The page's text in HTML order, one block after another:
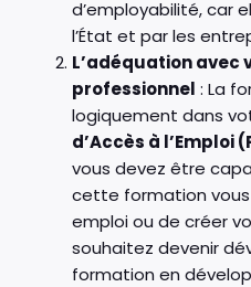
d’employabilité, car
l’État et par les
L’adéquation avec
professionnel : La
logiquement dans
d’Accès à l’Emploi
vous devez être
cette formation
emploi ou de créer
souhaitez devenir
formation en